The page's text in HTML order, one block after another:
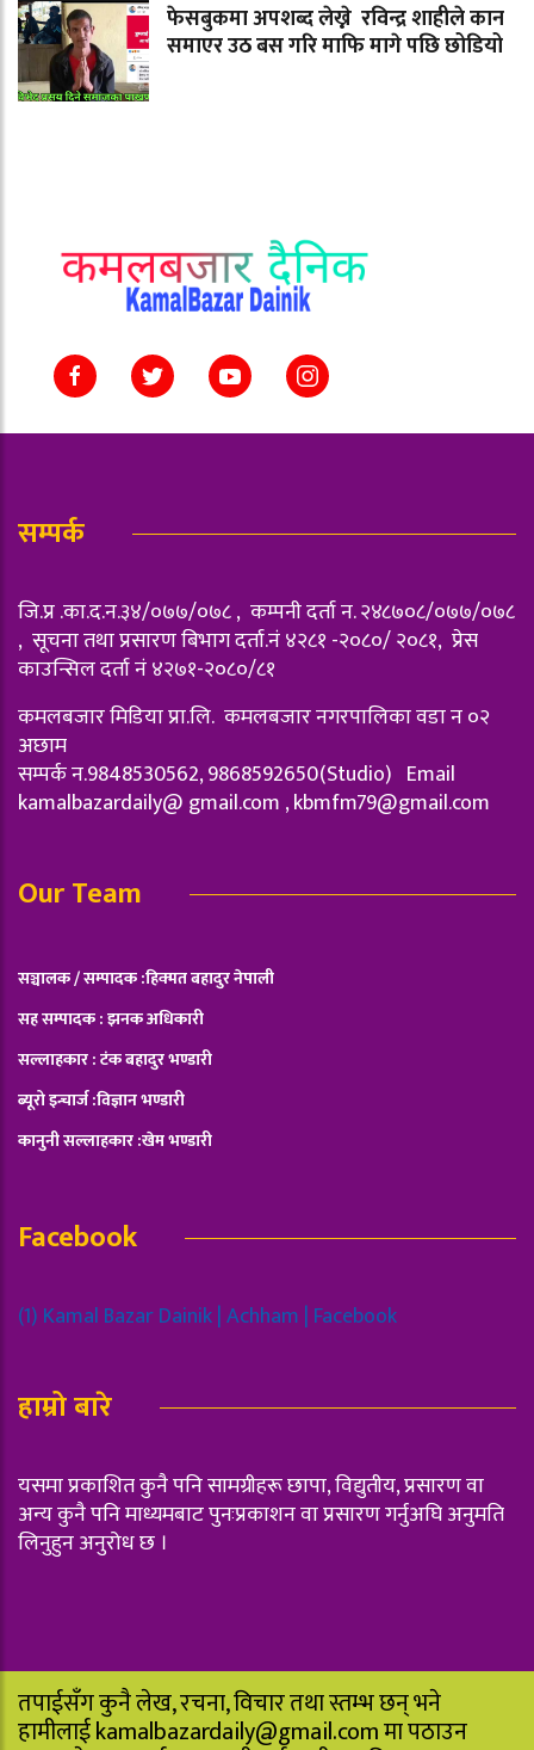
फेसबुकमा अपशब्द लेख्ने रविन्द्र शाहीले कान
समाएर उठ बस गरि माफि मागे पछि छोडियो
सम्पर्क
जि.प्र .का.द.न.३४/०७७/०७८ , कम्पनी दर्ता न‌. २४८७०८/०७७/०७८
, सूचना तथा प्रसारण बिभाग दर्ता.नं ४२८१ -२०८०/ २०८१, प्रेस
काउन्सिल दर्ता नं ४२७१-२०८०/८१
कमलबजार मिडिया प्रा.लि. कमलबजार नगरपालिका वडा न‌ ०२
अछाम
सम्पर्क न.9848530562, 9868592650(Studio) Email
kamalbazardaily@ gmail.com ,kbmfm79@gmail.com
Our Team
सञ्चालक / सम्पादक :हिक्मत बहादुर नेपाली
सह सम्पादक : झनक अधिकारी
सल्लाहकार : टंक बहादुर भण्डारी
ब्यूरो इन्चार्ज :विज्ञान भण्डारी
कानुनी सल्लाहकार :खेम भण्डारी
Facebook
(1) Kamal Bazar Dainik | Achham | Facebook
हाम्रो बारे
यसमा प्रकाशित कुनै पनि सामग्रीहरू छापा, विद्युतीय, प्रसारण वा
अन्य कुनै पनि माध्यमबाट पुनःप्रकाशन वा प्रसारण गर्नुअघि अनुमति
लिनुहुन अनुरोध छ ।
तपाईसँग कुनै लेख, रचना, विचार तथा स्तम्भ छन् भने
हामीलाईkamalbazardaily@gmail.comमा पठाउन